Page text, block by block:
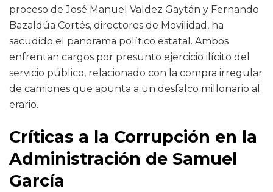
proceso de José Manuel Valdez Gaytán y Fernando
Bazaldúa Cortés, directores de Movilidad, ha
sacudido el panorama político estatal. Ambos
enfrentan cargos por presunto ejercicio ilícito del
servicio público, relacionado con la compra irregular
de camiones que apunta a un desfalco millonario al
erario.
Críticas a la Corrupción en la
Administración de Samuel
García